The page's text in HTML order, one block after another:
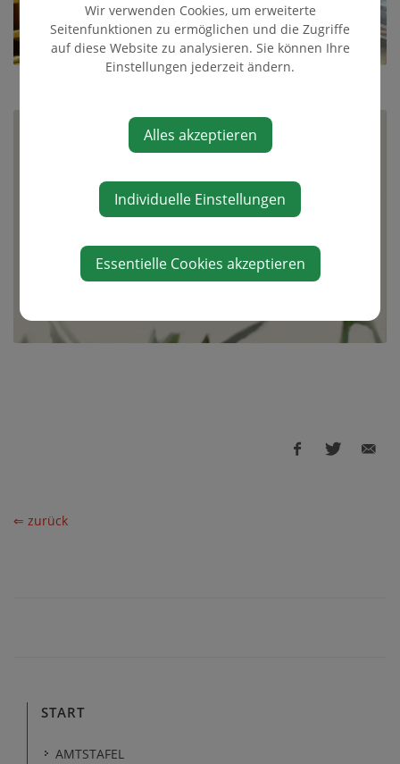
⇐ zurück
START
AMTSTAFEL
Wir verwenden Cookies, um erweiterte
Seitenfunktionen zu ermöglichen und die Zugriffe
auf diese Website zu analysieren. Sie können Ihre
Einstellungen jederzeit ändern.
Alles akzeptieren
Individuelle Einstellungen
Essentielle Cookies akzeptieren